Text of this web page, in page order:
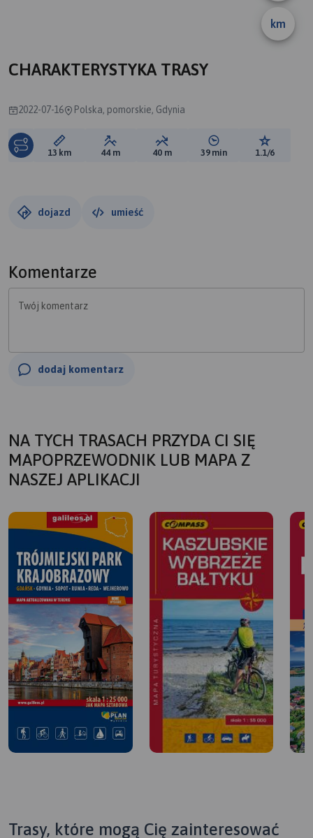
km
CHARAKTERYSTYKA TRASY
2022-07-16 Polska, pomorskie, Gdynia
Długość trasy:
13 km Suma przewyższeń:
44 m Suma spadków:
40 m Średni czas potrzebny
39 min Ocena
1.1/6
dojazd umieść
Komentarze
Twój komentarz
dodaj komentarz
NA TYCH TRASACH PRZYDA CI SIĘ
MAPOPRZEWODNIK LUB MAPA Z
NASZEJ APLIKACJI
Trasy, które mogą Cię zainteresować